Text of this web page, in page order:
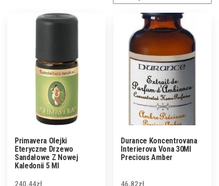
Primavera Olejki
Eteryczne Drzewo
Sandałowe Z Nowej
Kaledonii 5 Ml
240,44zł
Durance Koncentrovana
Interierova Vona 30Ml
Precious Amber
46,82zł